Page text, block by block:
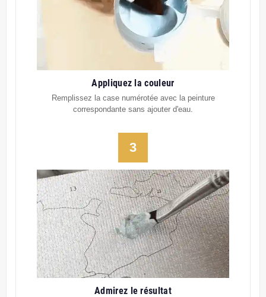
Appliquez la couleur
Remplissez la case numérotée avec la peinture
correspondante sans ajouter d'eau.
3
Admirez le résultat